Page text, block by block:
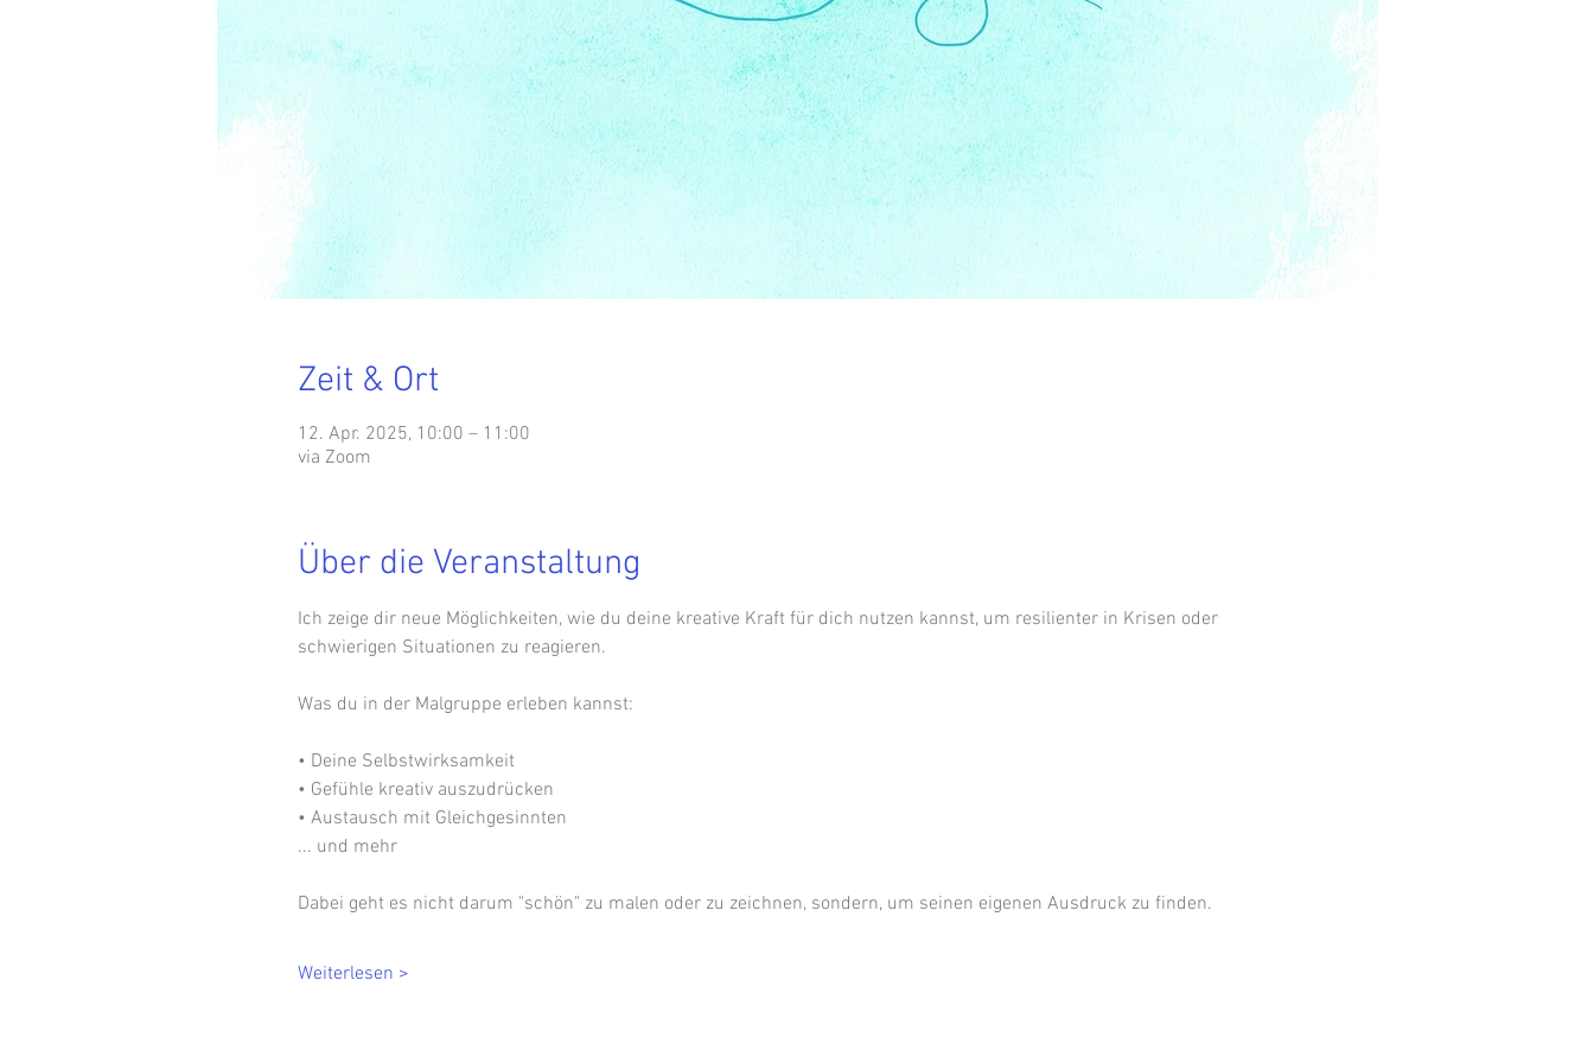
Zeit & Ort
12. Apr. 2025, 10:00 – 11:00
via Zoom
Über die Veranstaltung
Ich zeige dir neue Möglichkeiten, wie du deine kreative Kraft für dich nutzen kannst, um resilienter in Krisen oder
schwierigen Situationen zu reagieren.
Was du in der Malgruppe erleben kannst:
• Deine Selbstwirksamkeit
• Gefühle kreativ auszudrücken
• Austausch mit Gleichgesinnten
... und mehr
Dabei geht es nicht darum "schön" zu malen oder zu zeichnen, sondern, um seinen eigenen Ausdruck zu finden.
Weiterlesen >